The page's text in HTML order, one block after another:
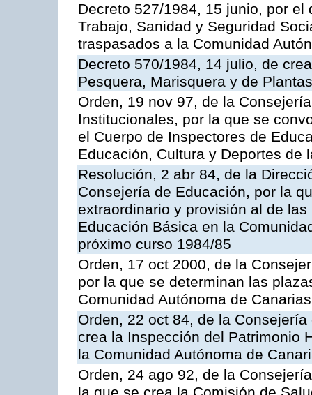
Decreto 527/1984, 15 junio, por
Trabajo, Sanidad y Seguridad
traspasados a la Comunidad
Decreto 570/1984, 14 julio, de
Pesquera, Marisquera y de
Orden, 19 nov 97, de la
Institucionales, por la que se
el Cuerpo de Inspectores de
Educación, Cultura y Deportes de
Resolución, 2 abr 84, de la
Consejería de Educación, por la
extraordinario y provisión al de
Educación Básica en la
próximo curso 1984/85
Orden, 17 oct 2000, de la
por la que se determinan las
Comunidad Autónoma de Canarias
Orden, 22 oct 84, de la
crea la Inspección del Patrimonio
la Comunidad Autónoma de
Orden, 24 ago 92, de la